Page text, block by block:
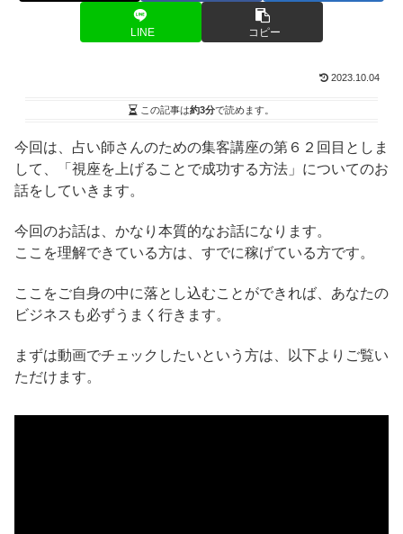
LINE コピー
2023.10.04
この記事は約3分で読めます。
今回は、占い師さんのための集客講座の第６２回目としま
して、「視座を上げることで成功する方法」についてのお
話をしていきます。
今回のお話は、かなり本質的なお話になります。
ここを理解できている方は、すでに稼げている方です。
ここをご自身の中に落とし込むことができれば、あなたの
ビジネスも必ずうまく行きます。
まずは動画でチェックしたいという方は、以下よりご覧い
ただけます。